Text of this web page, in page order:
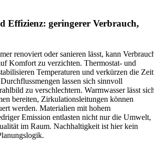
Effizienz: geringerer Verbrauch,
renoviert oder sanieren lässt, kann
Komfort zu verzichten. Thermostat- und
Temperaturen und verkürzen die Zeit
lassen sich sinnvoll
zu verschlechtern. Warmwasser lässt
bereiten, Zirkulationsleitungen können
werden. Materialien mit hohem
Emission entlasten nicht nur die Umwelt,
im Raum. Nachhaltigkeit ist hier kein